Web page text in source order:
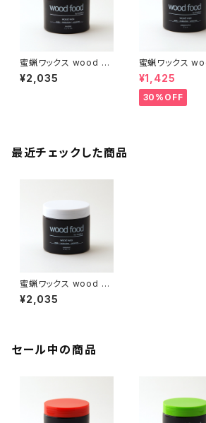
蜜蝋ワックス wood fo
od ニュートラル【DIY】
【木工】【ギフト プレゼン
¥2,035
蜜蝋ワックス
od ミント【DIY】
【ギフト プレゼン
の日 お誕生日】
¥1,425
30%OFF
最近チェックした商品
蜜蝋ワックス wood fo
od ココナッツ【DIY】
【木工】【ギフト プレゼン
¥2,035
セール中の商品